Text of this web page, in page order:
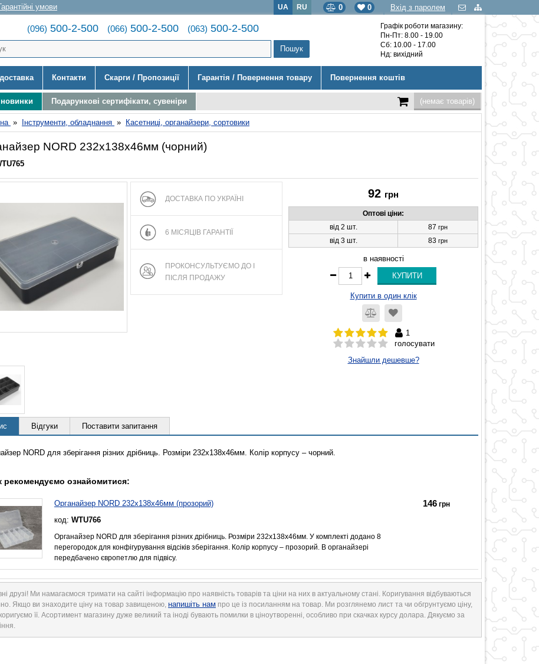
умови Вхід з паролем
0
0
UA RU
(096) 500-2-500 (066) 500-2-500 (063) 500-2-500
Графік роботи магазину:
Пн-Пт: 8.00 - 19.00
Сб: 10.00 - 17.00
Нд: вихідний
Контакти Скарги / Пропозиції Гарантія / Повернення товару Повернення коштів
Подарункові сертифікати, сувеніри (немає товарів)
» Інструменти, обладнання » Касетниці, органайзери, сортовики
NORD 232х138х46мм (чорний)
ДОСТАВКА ПО УКРАЇНІ
6 МІСЯЦІВ ГАРАНТІЇ
ПРОКОНСУЛЬТУЄМО ДО І
ПІСЛЯ ПРОДАЖУ
92 грн
Оптові ціни:
від 2 шт.
87 грн
від 3 шт. 83 грн
в наявності
Купити в один клік
1
голосувати
Знайшли дешевше?
Відгуки Поставити запитання
NORD для зберігання різних дрібниць. Розміри 232х138х46мм. Колір корпусу – чорний.
рекомендуємо ознайомитися:
Органайзер NORD 232х138х46мм (прозорий)
код: WTU766
Органайзер NORD для зберігання різних дрібниць. Розміри 232х138х46мм. У комплекті додано 8
перегородок для конфігурування відсіків зберігання. Колір корпусу – прозорий. В органайзері
передбачено європетлю для підвісу.
146грн
друзі! Ми намагаємося тримати на сайті інформацію про наявність товарів та ціни на них в актуальному стані. Коригування відбуваються
Якщо ви знаходите ціну на товар завищеною, напишіть нам про це із посиланням на товар. Ми розглянемо лист та чи обгрунтуємо ціну,
її. Асортимент магазину дуже великий та іноді бувають помилки в ціноутворенні, особливо при скачках курсу долара. Дякуємо за